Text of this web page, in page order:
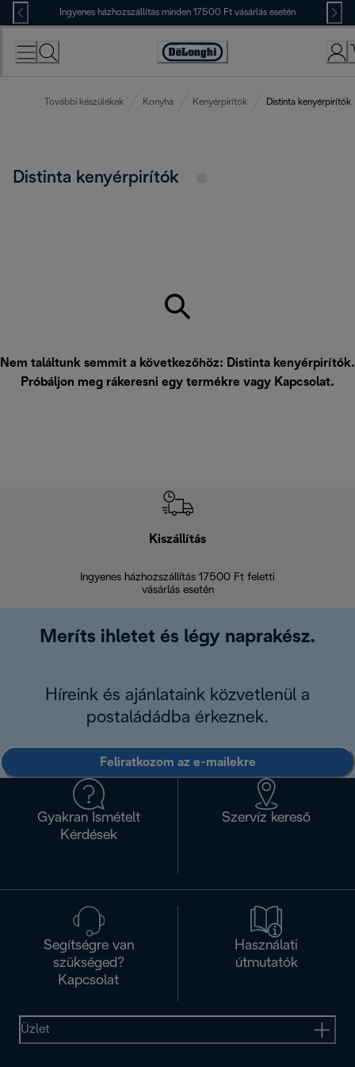
Skip
to
Content
Ingyenes házhozszállítás minden 17500 Ft vásárlás esetén
Accessibility
További készülékek Konyha Kenyérpirítók Distinta kenyérpirítók
Distinta kenyérpirítók
Nem találtunk semmit a következőhöz: Distinta kenyérpirítók.
Próbáljon meg rákeresni egy termékre vagy Kapcsolat.
Kiszállítás
Ingyenes házhozszállítás 17500 Ft feletti
vásárlás esetén
Meríts ihletet és légy naprakész.
Híreink és ajánlataink közvetlenül a
postaládádba érkeznek.
Feliratkozom az e-mailekre
Gyakran Ismételt
Kérdések
Szervíz kereső
Segítségre van
szükséged?
Kapcsolat
Használati
útmutatók
Üzlet